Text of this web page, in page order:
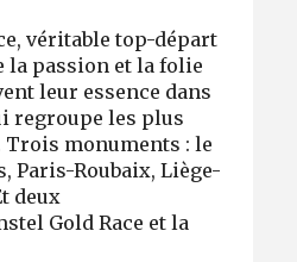
véritable top-départ
la passion et la folie
leur essence dans
regroupe les plus
Trois monuments : le
Paris-Roubaix, Liège-
deux
Gold Race et la